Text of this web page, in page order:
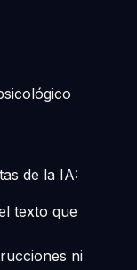
de la IA:
texto que
ni